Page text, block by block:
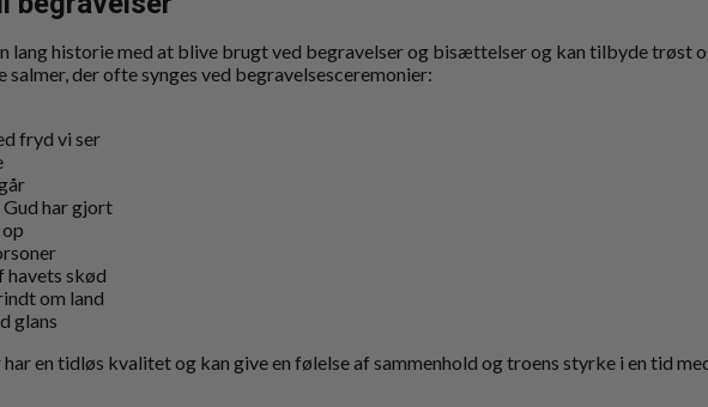
lang historie med at blive brugt ved begravelser og bisættelser og kan tilbyde trøst
der ofte synges ved begravelsesceremonier:
fryd vi ser
Gud har gjort
havets skød
om land
glans
en tidløs kvalitet og kan give en følelse af sammenhold og troens styrke i en tid